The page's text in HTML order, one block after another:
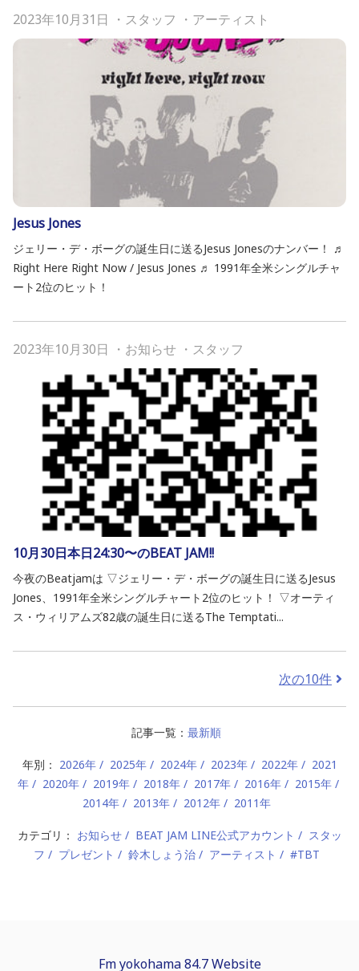
2023年10月31日 ・ スタッフ ・ アーティスト
Jesus Jones
ジェリー・デ・ボーグの誕生日に送るJesus Jonesのナンバー！ ♬
Right Here Right Now / Jesus Jones ♬ 1991年全米シングルチャ
ート2位のヒット！
2023年10月30日 ・ お知らせ ・ スタッフ
10月30日本日24:30〜のBEAT JAM!!
今夜のBeatjamは ▽ジェリー・デ・ボーグの誕生日に送るJesus
Jones、1991年全米シングルチャート2位のヒット！ ▽オーティ
ス・ウィリアムズ82歳の誕生日に送るThe Temptati...
次の10件
記事一覧： 最新順
年別： 2026年 2025年 2024年 2023年 2022年
2021
年
2020年 2019年 2018年 2017年 2016年
2015年
2014年
2013年 2012年 2011年
カテゴリ： お知らせ BEAT JAM LINE公式アカウント
スタッ
フ
プレゼント 鈴木しょう治 アーティスト #TBT
Fm yokohama 84.7 Website